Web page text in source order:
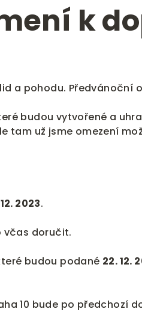
k
a pohodu.
budou vytvořené a
už jsme omezení
2023.
včas doručit.
budou podané 22. 12.
10 bude po předchozí